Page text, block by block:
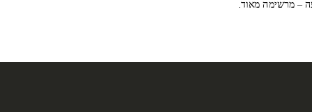
– מרשימה מאוד.